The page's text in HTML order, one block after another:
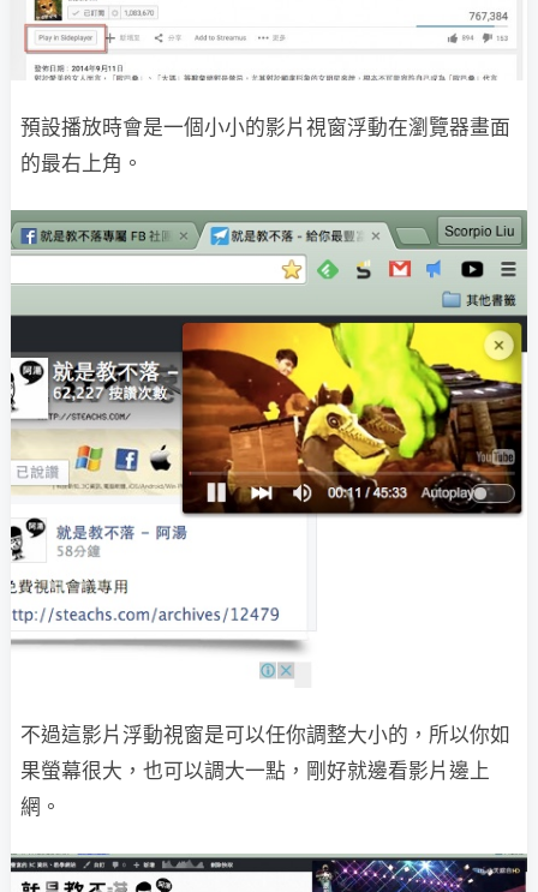
預設播放時會是一個小小的影片視窗浮動在瀏覽器畫面
的最右上角。
不過這影片浮動視窗是可以任你調整大小的，所以你如
果螢幕很大，也可以調大一點，剛好就邊看影片邊上
網。